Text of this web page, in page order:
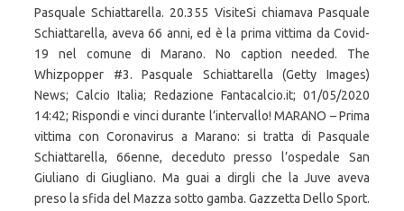
Pasquale Schiattarella. 20.355 VisiteSi chiamava Pasquale
Schiattarella, aveva 66 anni, ed è la prima vittima da Covid-
19 nel comune di Marano. No caption needed. The
Whizpopper #3. Pasquale Schiattarella (Getty Images)
News; Calcio Italia; Redazione Fantacalcio.it; 01/05/2020
14:42; Rispondi e vinci durante l’intervallo! MARANO – Prima
vittima con Coronavirus a Marano: si tratta di Pasquale
Schiattarella, 66enne, deceduto presso l’ospedale San
Giuliano di Giugliano. Ma guai a dirgli che la Juve aveva
preso la sfida del Mazza sotto gamba. Gazzetta Dello Sport.